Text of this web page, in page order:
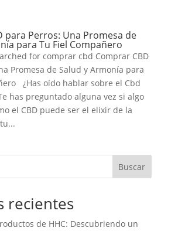
para Perros: Una Promesa de
para Tu Fiel Compañero
for comprar cbd Comprar CBD
Promesa de Salud y Armonía para
¿Has oído hablar sobre el Cbd
has preguntado alguna vez si algo
el CBD puede ser el elixir de la
Buscar
recientes
de HHC: Descubriendo un